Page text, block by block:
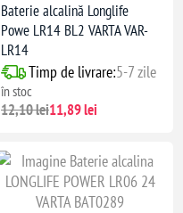
Baterie alcalină Longlife
Powe LR14 BL2 VARTA VAR-
LR14
Timp de livrare:5-7 zile
în stoc
12,10 lei11,89 lei